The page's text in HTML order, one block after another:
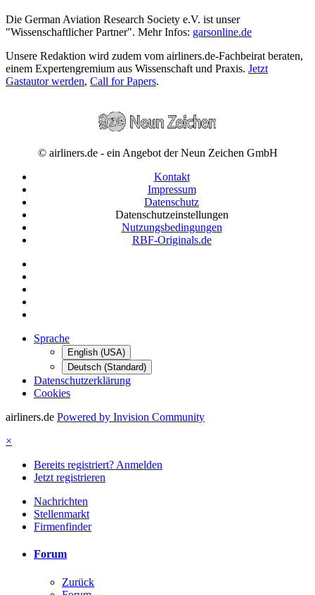
Die German Aviation Research Society e.V. ist unser
"Wissenschaftlicher Partner". Mehr Infos: garsonline.de
Unsere Redaktion wird zudem vom airliners.de-Fachbeirat beraten,
einem Expertengremium aus Wissenschaft und Praxis. Jetzt
Gastautor werden, Call for Papers.
© airliners.de - ein Angebot der Neun Zeichen GmbH
Kontakt
Impressum
Datenschutz
Datenschutzeinstellungen
Nutzungsbedingungen
RBF-Originals.de
Sprache
English (USA)
Deutsch (Standard)
Datenschutzerklärung
Cookies
airliners.de Powered by Invision Community
×
Bereits registriert? Anmelden
Jetzt registrieren
Nachrichten
Stellenmarkt
Firmenfinder
Forum
Zurück